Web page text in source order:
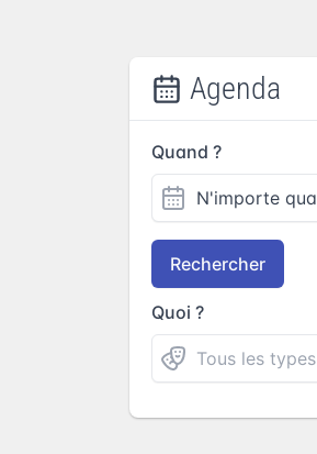
Agenda
Quand ?
Rechercher
Quoi ?